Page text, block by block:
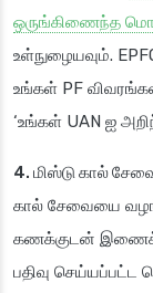
ஒருங்கிணைந்த
உள்நுழையவும்.
உங்கள் PF
‘உங்கள் UAN ஐ
4. மிஸ்டு கால்
கால் சேவையை
கணக்குடன்
பதிவு